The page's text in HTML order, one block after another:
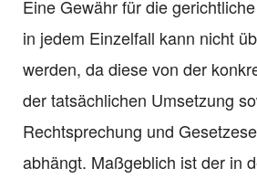
Eine Gewähr für die
in jedem Einzelfall kann nicht
werden, da diese von der
der tatsächlichen Umsetzung
Rechtsprechung und
abhängt. Maßgeblich ist der in